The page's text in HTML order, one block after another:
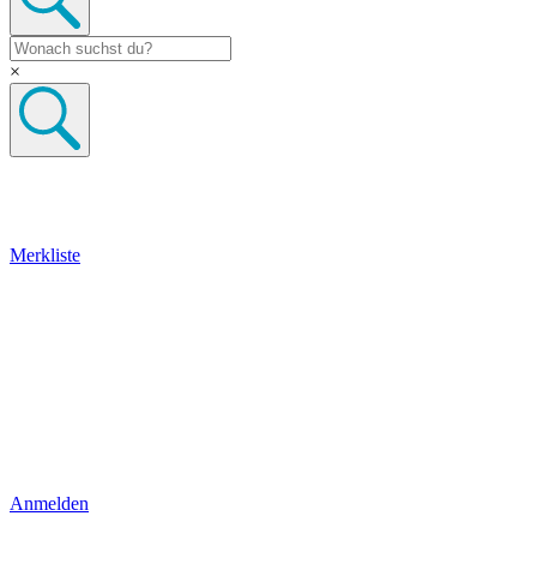
×
Merkliste
Anmelden